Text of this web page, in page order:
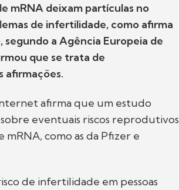
mRNA deixam partículas no
de infertilidade, como afirma
a Agência Europeia de
que se trata de
afirmações.
afirma que um estudo
eventuais riscos reprodutivos
como as da Pfizer e
de infertilidade em pessoas